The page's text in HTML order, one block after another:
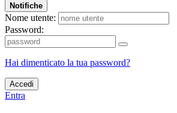
Notifiche
Nome utente:
Password:
Hai dimenticato la tua password?
Accedi
Entra